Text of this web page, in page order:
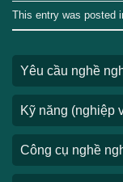
Yêu cầu nghề
Kỹ năng (nghiệp
Công cụ nghề
This entry was posted